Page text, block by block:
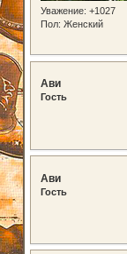
Уважение: +1027
Пол: Женский
Ави
Гость
Ави
Гость